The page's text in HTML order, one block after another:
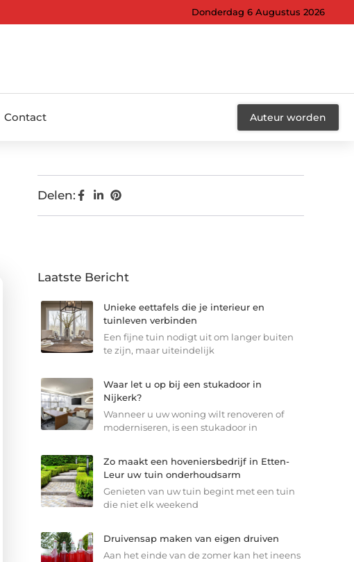
Donderdag 6 Augustus 2026
Contact Auteur worden
Delen:
Laatste Bericht
Unieke eettafels die je interieur en
tuinleven verbinden
Een fijne tuin nodigt uit om langer buiten
te zijn, maar uiteindelijk
Waar let u op bij een stukadoor in
Nijkerk?
Wanneer u uw woning wilt renoveren of
moderniseren, is een stukadoor in
Zo maakt een hoveniersbedrijf in Etten-
Leur uw tuin onderhoudsarm
Genieten van uw tuin begint met een tuin
die niet elk weekend
Druivensap maken van eigen druiven
Aan het einde van de zomer kan het ineens